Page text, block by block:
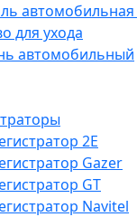
автомобильная
для ухода
автомобильный
2E
Gazer
GT
Navitel